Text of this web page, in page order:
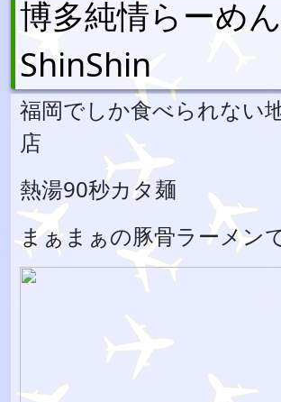
博多純情らーめん
ShinShin
福岡でしか食べられない
店
熱湯90秒カタ麺
まぁまぁの豚骨ラーメン